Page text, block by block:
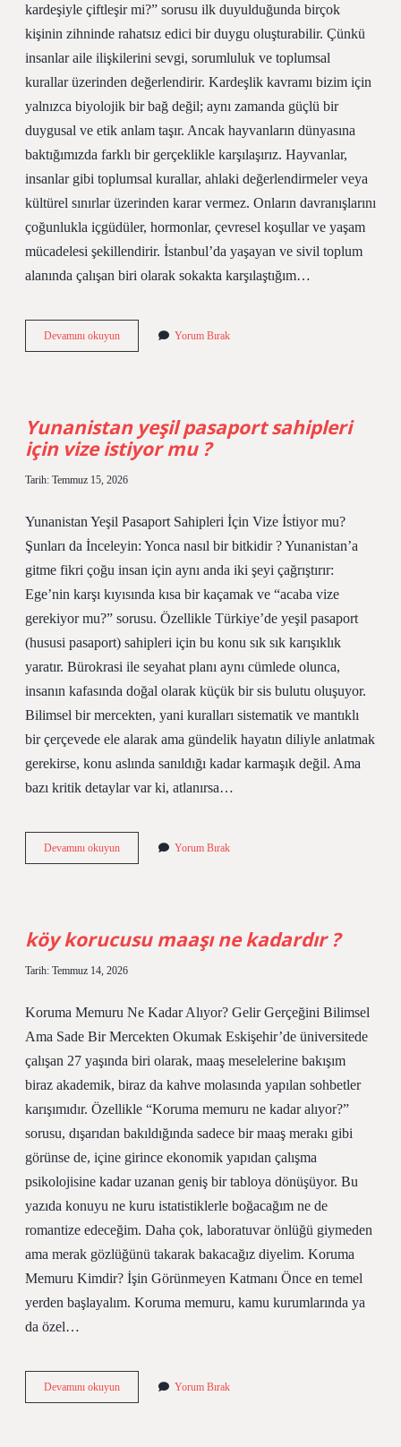
kardeşiyle çiftleşir mi?” sorusu ilk duyulduğunda birçok
kişinin zihninde rahatsız edici bir duygu oluşturabilir. Çünkü
insanlar aile ilişkilerini sevgi, sorumluluk ve toplumsal
kurallar üzerinden değerlendirir. Kardeşlik kavramı bizim için
yalnızca biyolojik bir bağ değil; aynı zamanda güçlü bir
duygusal ve etik anlam taşır. Ancak hayvanların dünyasına
baktığımızda farklı bir gerçeklikle karşılaşırız. Hayvanlar,
insanlar gibi toplumsal kurallar, ahlaki değerlendirmeler veya
kültürel sınırlar üzerinden karar vermez. Onların davranışlarını
çoğunlukla içgüdüler, hormonlar, çevresel koşullar ve yaşam
mücadelesi şekillendirir. İstanbul’da yaşayan ve sivil toplum
alanında çalışan biri olarak sokakta karşılaştığım…
Devamını okuyunKangal
kardeşiyle
Yorum Bırak
Yunanistan yeşil pasaport sahipleri
için vize istiyor mu ?
Tarih: Temmuz 15, 2026
Yunanistan Yeşil Pasaport Sahipleri İçin Vize İstiyor mu?
Şunları da İnceleyin: Yonca nasıl bir bitkidir ? Yunanistan’a
gitme fikri çoğu insan için aynı anda iki şeyi çağrıştırır:
Ege’nin karşı kıyısında kısa bir kaçamak ve “acaba vize
gerekiyor mu?” sorusu. Özellikle Türkiye’de yeşil pasaport
(hususi pasaport) sahipleri için bu konu sık sık karışıklık
yaratır. Bürokrasi ile seyahat planı aynı cümlede olunca,
insanın kafasında doğal olarak küçük bir sis bulutu oluşuyor.
Bilimsel bir mercekten, yani kuralları sistematik ve mantıklı
bir çerçevede ele alarak ama gündelik hayatın diliyle anlatmak
gerekirse, konu aslında sanıldığı kadar karmaşık değil. Ama
bazı kritik detaylar var ki, atlanırsa…
Devamını okuyunYunanistan
yeşil
istiyor
?
Yorum Bırak
köy korucusu maaşı ne kadardır ?
Tarih: Temmuz 14, 2026
Koruma Memuru Ne Kadar Alıyor? Gelir Gerçeğini Bilimsel
Ama Sade Bir Mercekten Okumak Eskişehir’de üniversitede
çalışan 27 yaşında biri olarak, maaş meselelerine bakışım
biraz akademik, biraz da kahve molasında yapılan sohbetler
karışımıdır. Özellikle “Koruma memuru ne kadar alıyor?”
sorusu, dışarıdan bakıldığında sadece bir maaş merakı gibi
görünse de, içine girince ekonomik yapıdan çalışma
psikolojisine kadar uzanan geniş bir tabloya dönüşüyor. Bu
yazıda konuyu ne kuru istatistiklerle boğacağım ne de
romantize edeceğim. Daha çok, laboratuvar önlüğü giymeden
ama merak gözlüğünü takarak bakacağız diyelim. Koruma
Memuru Kimdir? İşin Görünmeyen Katmanı Önce en temel
yerden başlayalım. Koruma memuru, kamu kurumlarında ya
da özel…
Devamını okuyunköy
korucusu
Yorum Bırak